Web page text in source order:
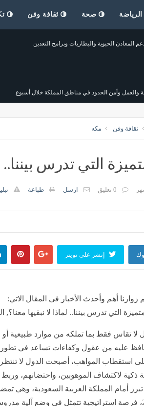
الرياضة صحة ثقافة وفن
ثقافة وفن مكه
التي تدرس بيننا..
0 تعليق ارسل طباعة
إنشر على تويتر
أهم وأحدث الأخبار فى المقال الاتي:
التي تدرس بيننا.. لماذا لا نبقيها معنا؟, اليوم الثلاثاء 12
لا تقاس فقط بما تملكه من موارد طبيعية أو
عليه من عقول وكفاءات تساعد في
على استقطاب المواهب، أصبحت الدول لا
ذكية لاكتشاف الموهوبين، واحتضانهم،
تبرز أمام المملكة العربية السعودية،
رؤية 2030، فرصة استراتيجية تتمثل في وضع آلية